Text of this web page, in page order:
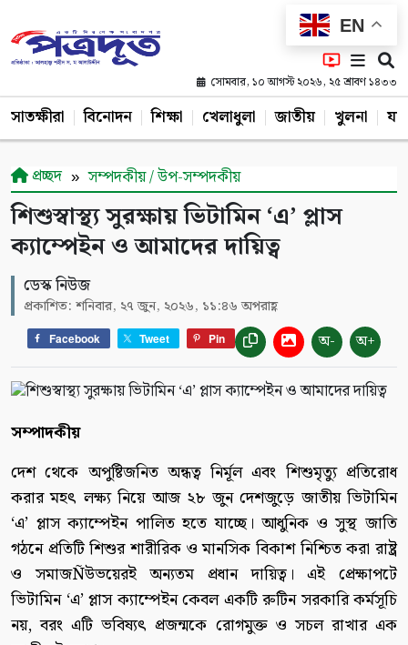
EN
সোমবার, ১০ আগস্ট ২০২৬, ২৫ শ্রাবণ ১৪৩৩
সাতক্ষীরা বিনোদন শিক্ষা খেলাধুলা জাতীয় খুলনা
প্রচ্ছদ সম্পদকীয় / উপ-সম্পদকীয়
শিশুস্বাস্থ্য সুরক্ষায় ভিটামিন ‘এ’ প্লাস
ক্যাম্পেইন ও আমাদের দায়িত্ব
ডেস্ক নিউজ
প্রকাশিত: শনিবার, ২৭ জুন, ২০২৬, ১১:৪৬ অপরাহ্ণ
Facebook Tweet Pin অ- অ+
সম্পাদকীয়
দেশ থেকে অপুষ্টিজনিত অন্ধত্ব নির্মূল এবং শিশুমৃত্যু প্রতিরোধ
করার মহৎ লক্ষ্য নিয়ে আজ ২৮ জুন দেশজুড়ে জাতীয় ভিটামিন
‘এ’ প্লাস ক্যাম্পেইন পালিত হতে যাচ্ছে। আধুনিক ও সুস্থ জাতি
গঠনে প্রতিটি শিশুর শারীরিক ও মানসিক বিকাশ নিশ্চিত করা রাষ্ট্র
ও সমাজÑউভয়েরই অন্যতম প্রধান দায়িত্ব। এই প্রেক্ষাপটে
ভিটামিন ‘এ’ প্লাস ক্যাম্পেইন কেবল একটি রুটিন সরকারি কর্মসূচি
নয়, বরং এটি ভবিষ্যৎ প্রজন্মকে রোগমুক্ত ও সচল রাখার এক